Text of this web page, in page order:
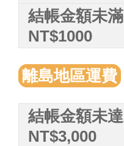
結帳金額未滿
NT$1000
離島地區運費
結帳金額未達
NT$3,000